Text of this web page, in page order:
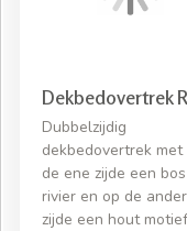
uitlopend en niet in
Snelle levering
Gratis bezorging
beddengoed
Dekbedovertrek
Dubbelzijdig
dekbedovertrek met
de ene zijde een
rivier en op de
zijde een hout motief